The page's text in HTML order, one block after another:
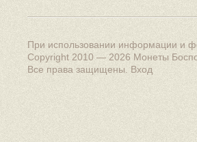
При использовании информации и
Copyright 2010 — 2026 Монеты
Все права защищены. Вход